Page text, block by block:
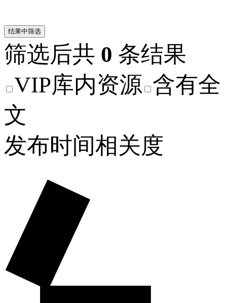
结果中筛选
筛选后共 0 条结果
VIP库内资源 含有全
文
发布时间相关度